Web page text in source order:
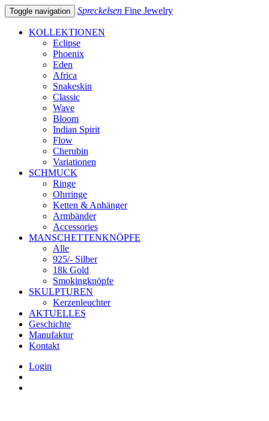
Toggle navigation Spreckelsen Fine Jewelry
KOLLEKTIONEN
Eclipse
Phoenix
Eden
Africa
Snakeskin
Classic
Wave
Bloom
Indian Spirit
Flow
Cherubin
Variationen
SCHMUCK
Ringe
Ohrringe
Ketten & Anhänger
Armbänder
Accessories
MANSCHETTENKNÖPFE
Alle
925/- Silber
18k Gold
Smokingknöpfe
SKULPTUREN
Kerzenleuchter
AKTUELLES
Geschichte
Manufaktur
Kontakt
Login